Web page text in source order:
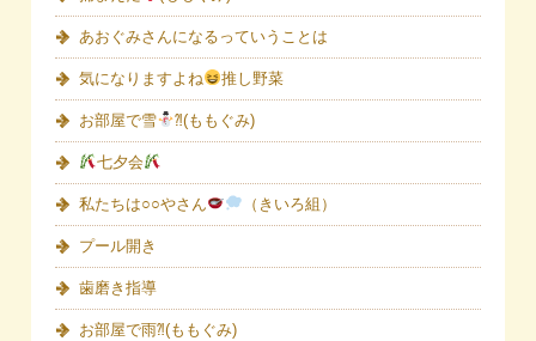
あおぐみさんになるっていうことは
気になりますよね 推し野菜
お部屋で雪 ⁈(ももぐみ)
七夕会
私たちは○○やさん （きいろ組）
プール開き
歯磨き指導
お部屋で雨⁈(ももぐみ)